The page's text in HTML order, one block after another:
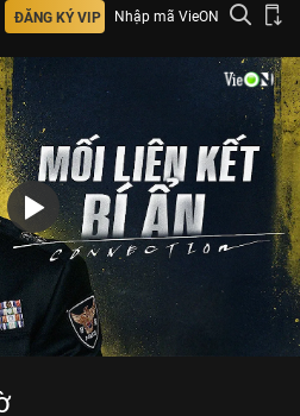
ĐĂNG KÝ VIP Nhập mã VieON